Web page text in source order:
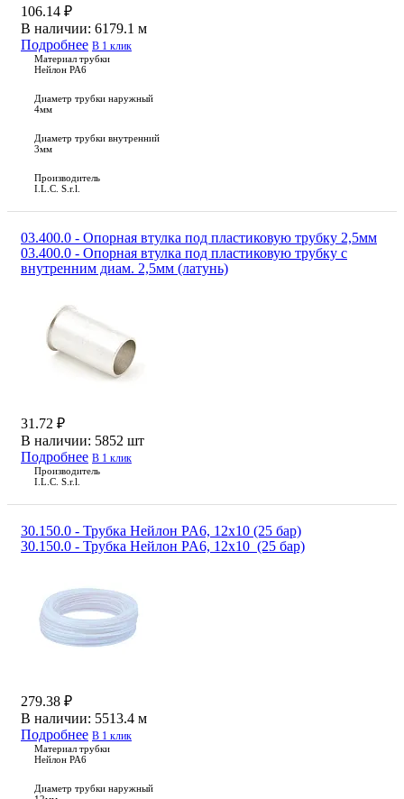
106.14 ₽
В наличии: 6179.1 м
Подробнее В 1 клик
Материал трубки
Нейлон PA6
Диаметр трубки наружный
4мм
Диаметр трубки внутренний
3мм
Производитель
I.L.C. S.r.l.
03.400.0 - Опорная втулка под пластиковую трубку 2,5мм
03.400.0 - Опорная втулка под пластиковую трубку c
внутренним диам. 2,5мм (латунь)
31.72 ₽
В наличии: 5852 шт
Подробнее В 1 клик
Производитель
I.L.C. S.r.l.
30.150.0 - Трубка Нейлон PA6, 12х10 (25 бар)
30.150.0 - Трубка Нейлон PA6, 12х10 (25 бар)
279.38 ₽
В наличии: 5513.4 м
Подробнее В 1 клик
Материал трубки
Нейлон PA6
Диаметр трубки наружный